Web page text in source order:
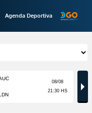
Agenda Deportiva